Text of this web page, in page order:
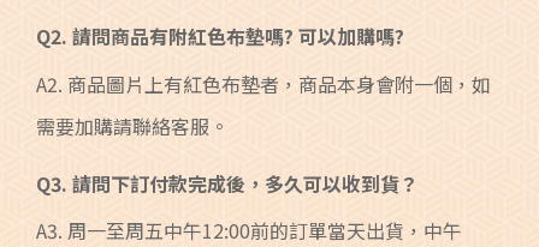
Q2. 請問商品有附紅色布墊嗎? 可以加購嗎?
A2. 商品圖片上有紅色布墊者，商品本身會附一個，如
需要加購請聯絡客服。
Q3. 請問下訂付款完成後，多久可以收到貨？
A3. 周一至周五中午12:00前的訂單當天出貨，中午